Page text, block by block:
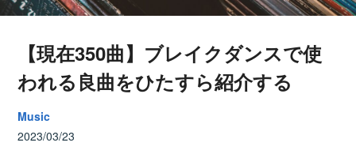
【現在350曲】ブレイクダンスで使
われる良曲をひたすら紹介する
Music
2023/03/23